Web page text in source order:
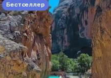
Бестселлер